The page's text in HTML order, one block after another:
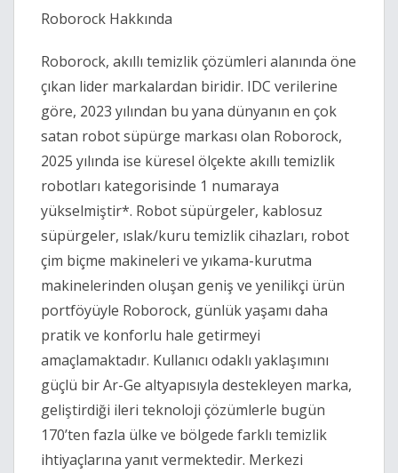
Roborock Hakkında
Roborock, akıllı temizlik çözümleri alanında öne
çıkan lider markalardan biridir. IDC verilerine
göre, 2023 yılından bu yana dünyanın en çok
satan robot süpürge markası olan Roborock,
2025 yılında ise küresel ölçekte akıllı temizlik
robotları kategorisinde 1 numaraya
yükselmiştir*. Robot süpürgeler, kablosuz
süpürgeler, ıslak/kuru temizlik cihazları, robot
çim biçme makineleri ve yıkama-kurutma
makinelerinden oluşan geniş ve yenilikçi ürün
portföyüyle Roborock, günlük yaşamı daha
pratik ve konforlu hale getirmeyi
amaçlamaktadır. Kullanıcı odaklı yaklaşımını
güçlü bir Ar-Ge altyapısıyla destekleyen marka,
geliştirdiği ileri teknoloji çözümlerle bugün
170’ten fazla ülke ve bölgede farklı temizlik
ihtiyaçlarına yanıt vermektedir. Merkezi